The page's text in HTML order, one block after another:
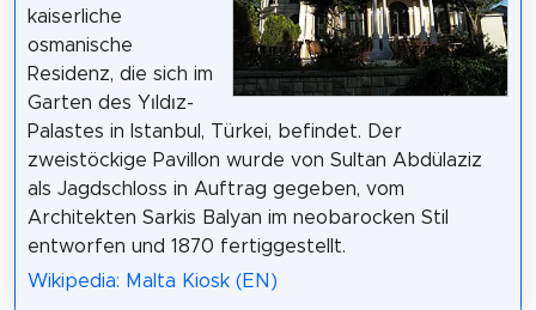
kaiserliche
osmanische
Residenz, die sich im
Garten des Yıldız-
Palastes in Istanbul, Türkei, befindet. Der
zweistöckige Pavillon wurde von Sultan Abdülaziz
als Jagdschloss in Auftrag gegeben, vom
Architekten Sarkis Balyan im neobarocken Stil
entworfen und 1870 fertiggestellt.
Wikipedia: Malta Kiosk (EN)